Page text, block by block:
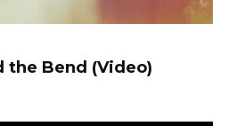
the Bend (Video)